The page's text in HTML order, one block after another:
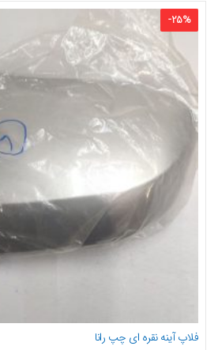
-25%
فلاپ آینه نقره ای چپ رانا